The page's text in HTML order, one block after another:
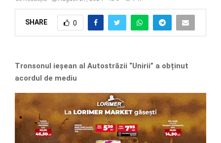
SHARE 0
Tronsonul ieșean al Autostrăzii “Unirii” a obținut
acordul de mediu